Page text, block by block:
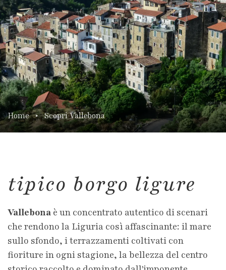
Home Scopri Vallebona
tipico borgo ligure
Vallebona è un concentrato autentico di scenari
che rendono la Liguria così affascinante: il mare
sullo sfondo, i terrazzamenti coltivati con
fioriture in ogni stagione, la bellezza del centro